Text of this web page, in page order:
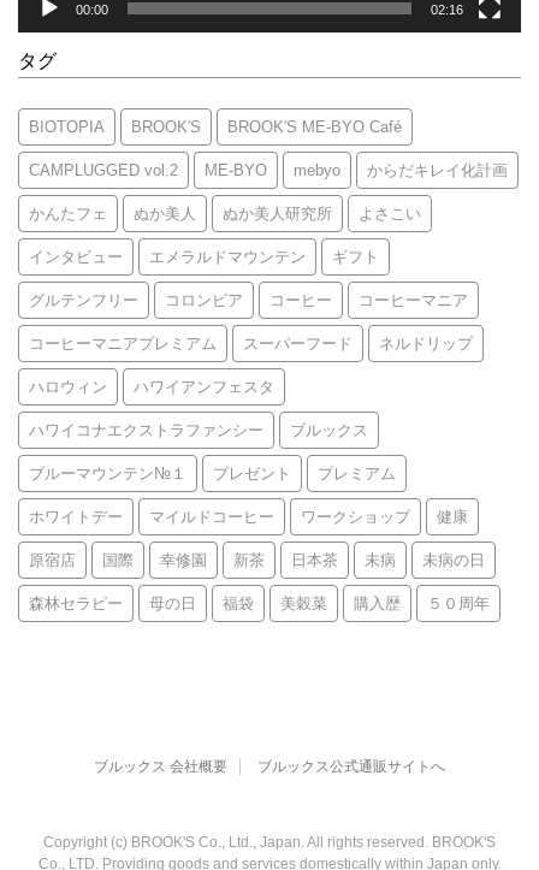
00:00 02:16
タグ
BIOTOPIA BROOK'S BROOK'S ME-BYO Café
CAMPLUGGED vol.2 ME-BYO mebyo からだキレイ化計画
かんたフェ ぬか美人 ぬか美人研究所 よさこい
インタビュー エメラルドマウンテン ギフト
グルテンフリー コロンビア コーヒー コーヒーマニア
コーヒーマニアプレミアム スーパーフード ネルドリップ
ハロウィン ハワイアンフェスタ
ハワイコナエクストラファンシー ブルックス
ブルーマウンテン№１ プレゼント プレミアム
ホワイトデー マイルドコーヒー ワークショップ 健康
原宿店 国際 幸修園 新茶 日本茶 未病 未病の日
森林セラピー 母の日 福袋 美穀菜 購入歴 ５０周年
ブルックス 会社概要 ブルックス公式通販サイトへ
Copyright (c) BROOK'S Co., Ltd., Japan. All rights reserved. BROOK'S
Co., LTD. Providing goods and services domestically within Japan only.